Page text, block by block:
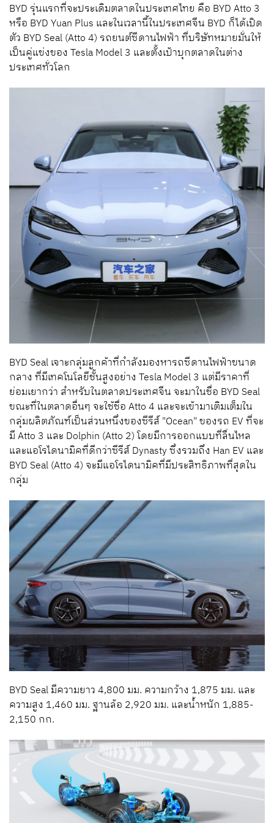
BYD รุ่นแรกที่จะประเดิมตลาดในประเทศไทย คือ BYD Atto 3
หรือ BYD Yuan Plus และในเวลานี้ในประเทศจีน BYD ก็ได้เปิด
ตัว BYD Seal (Atto 4) รถยนต์ซีดานไฟฟ้า ที่บริษัทหมายมั่นให้
เป็นคู่แข่งของ Tesla Model 3 และตั้งเป้าบุกตลาดในต่าง
ประเทศทั่วโลก
BYD Seal เจาะกลุ่มลูกค้าที่กำลังมองหารถซีดานไฟฟ้าขนาด
กลาง ที่มีเทคโนโลยีชั้นสูงอย่าง Tesla Model 3 แต่มีราคาที่
ย่อมเยากว่า สำหรับในตลาดประเทศจีน จะมาในชื่อ BYD Seal
ขณะที่ในตลาดอื่นๆ จะใช้ชื่อ Atto 4 และจะเข้ามาเติมเต็มใน
กลุ่มผลิตภัณฑ์เป็นส่วนหนึ่งของซีรีส์ "Ocean" ของรถ EV ที่จะ
มี Atto 3 และ Dolphin (Atto 2) โดยมีการออกแบบที่ลื่นไหล
และแอโรไดนามิคที่ดีกว่าซีรีส์ Dynasty ซึ่งรวมถึง Han EV และ
BYD Seal (Atto 4) จะมีแอโรไดนามิคที่มีประสิทธิภาพที่สุดใน
กลุ่ม
BYD Seal มีความยาว 4,800 มม. ความกว้าง 1,875 มม. และ
ความสูง 1,460 มม. ฐานล้อ 2,920 มม. และน้ำหนัก 1,885-
2,150 กก.